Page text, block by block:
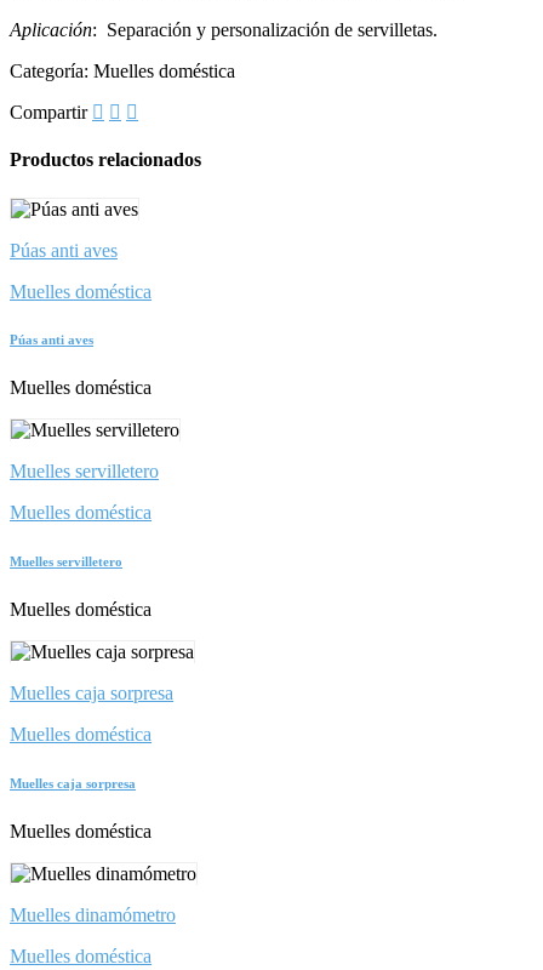
Aplicación: Separación y personalización de servilletas.
Categoría: Muelles doméstica
Compartir
Productos relacionados
Púas anti aves
Muelles doméstica
Púas anti aves
Muelles doméstica
Muelles servilletero
Muelles doméstica
Muelles servilletero
Muelles doméstica
Muelles caja sorpresa
Muelles doméstica
Muelles caja sorpresa
Muelles doméstica
Muelles dinamómetro
Muelles doméstica